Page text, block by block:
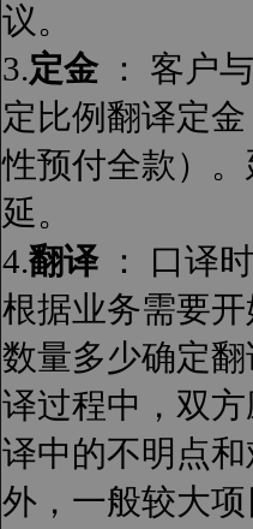
议。
3.定金： 客户
定比例翻译定
性预付全款）
延。
4.翻译： 口译
根据业务需要
数量多少确定
译过程中，双
译中的不明点
外，一般较大